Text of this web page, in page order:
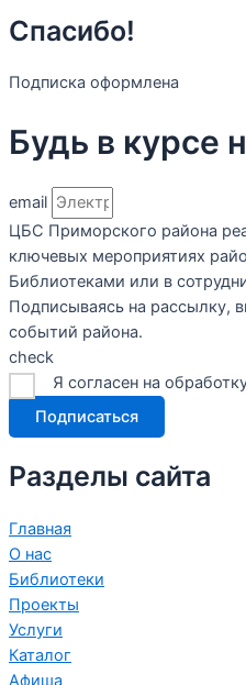
Спасибо!
Подписка оформлена
Будь в курсе
email
ЦБС Приморского района
ключевых мероприятиях
Библиотеками или в
Подписываясь на рассылку,
событий района.
check
Я согласен на
Подписаться
Разделы сайта
Главная
О нас
Библиотеки
Проекты
Услуги
Каталог
Афиша